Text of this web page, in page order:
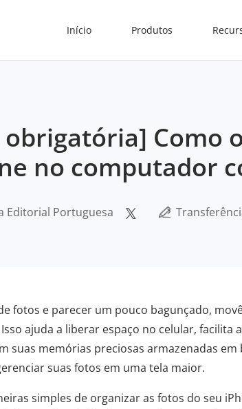
Início Produtos
Como
no computador
Editorial Portuguesa
fotos e parecer um pouco bagunçado,
ajuda a liberar espaço no celular, facilita
suas memórias preciosas armazenadas em
suas fotos em uma tela maior.
simples de organizar as fotos do seu